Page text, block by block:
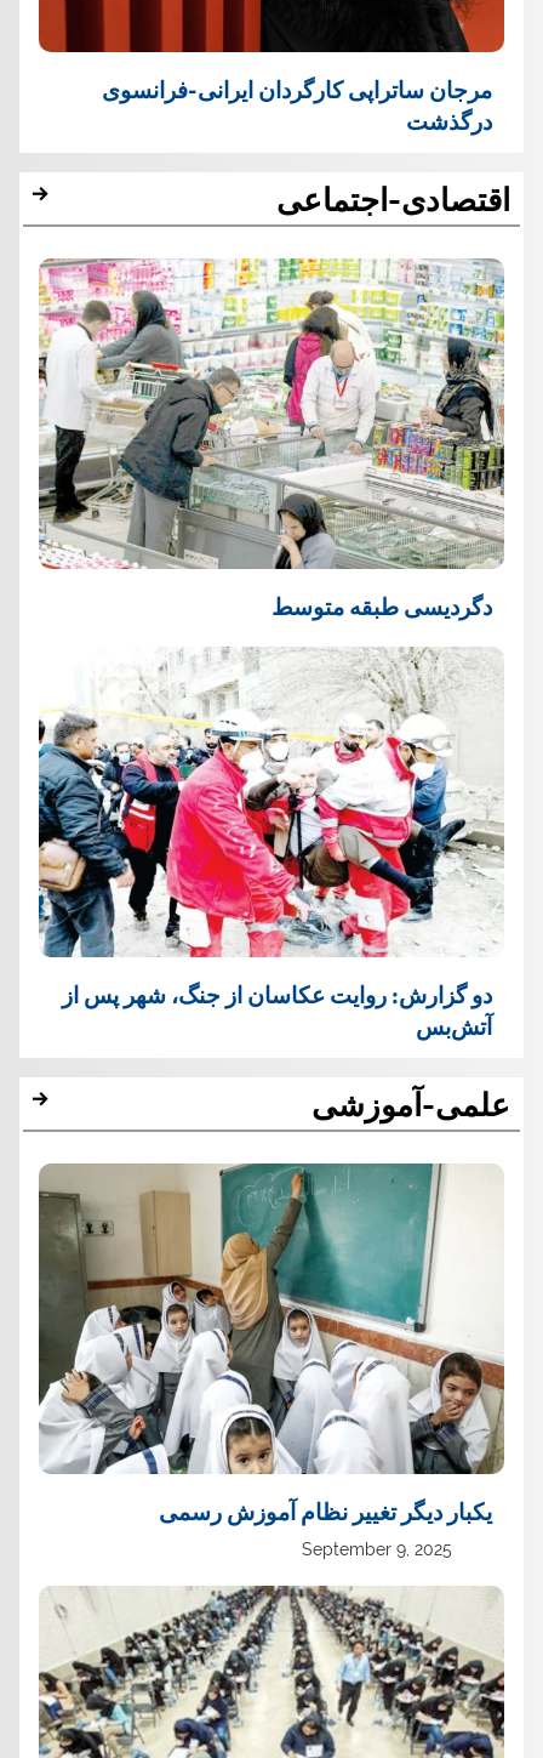
مرجان ساتراپی کارگردان ایرانی-فرانسوی
درگذشت
اقتصادی-اجتماعی
دگردیسی طبقه متوسط
دو گزارش: روایت عکاسان از جنگ، شهر پس از
آتش‌بس
علمی-آموزشی
یک‏بار دیگر تغییر نظام آموزش رسمی
September 9, 2025